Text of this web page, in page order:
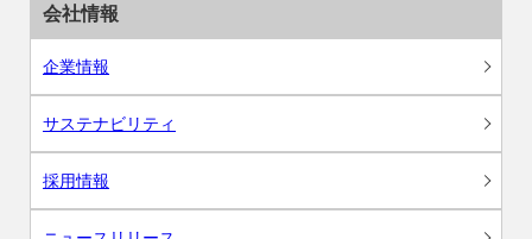
会社情報
企業情報
サステナビリティ
採用情報